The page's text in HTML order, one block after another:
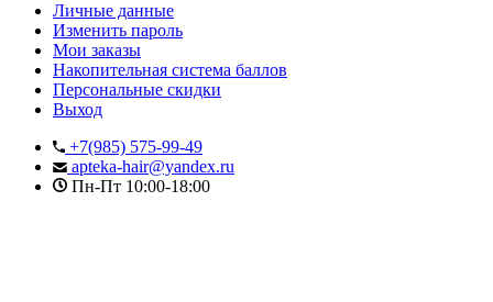
Личные данные
Изменить пароль
Мои заказы
Накопительная система баллов
Персональные скидки
Выход
+7(985) 575-99-49
apteka-hair@yandex.ru
Пн-Пт 10:00-18:00